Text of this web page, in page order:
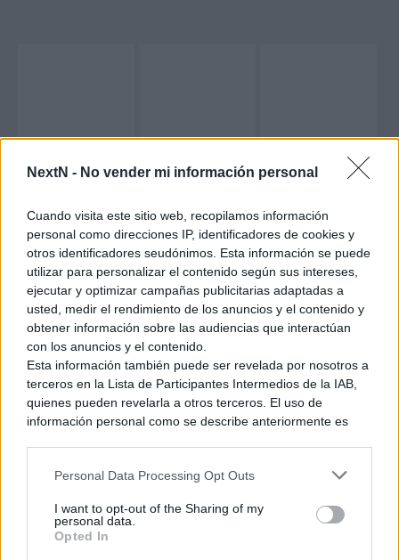
NextN - No vender mi información personal
Cuando visita este sitio web, recopilamos información
personal como direcciones IP, identificadores de cookies y
otros identificadores seudónimos. Esta información se puede
utilizar para personalizar el contenido según sus intereses,
ejecutar y optimizar campañas publicitarias adaptadas a
usted, medir el rendimiento de los anuncios y el contenido y
obtener información sobre las audiencias que interactúan
con los anuncios y el contenido.
Esta información también puede ser revelada por nosotros a
terceros en la Lista de Participantes Intermedios de la IAB,
quienes pueden revelarla a otros terceros. El uso de
información personal como se describe anteriormente es
generamos contenido relevante para nuestra audiencia.
recopilación y uso de datos en nuestra Política de
Privacidad.
Personal Data Processing Opt Outs
I want to opt-out of the Sharing of my
personal data.
Opted In
hecha videojuego
Kirby Air Riders es un juego tremendamente divertido, es
caos puro en el sentido más entretenido de la palabra y eso
es porque tiene todos los elementos que han hecho que nos
enamoremos de los juegos de Masahiro Sakurai.El modo
«Pruebas Urbanas» es lo que dio vida más adelante a los
modos multijugador de Kid Icarus Uprising y parte del
modo «Smashventura» de Nintendo 3DS .Las decisiones
bifurcadas que también vimos en el Modo Arcade de
Smash para 3DS vuelven en el modo «Escapada» de este
hasta el diseño de interfaz, son muy similares a los de Smash
Ultimate, la movilidad, la respuesta de los controles…Todo
lo que vemos hace que el juego no se sienta de un género